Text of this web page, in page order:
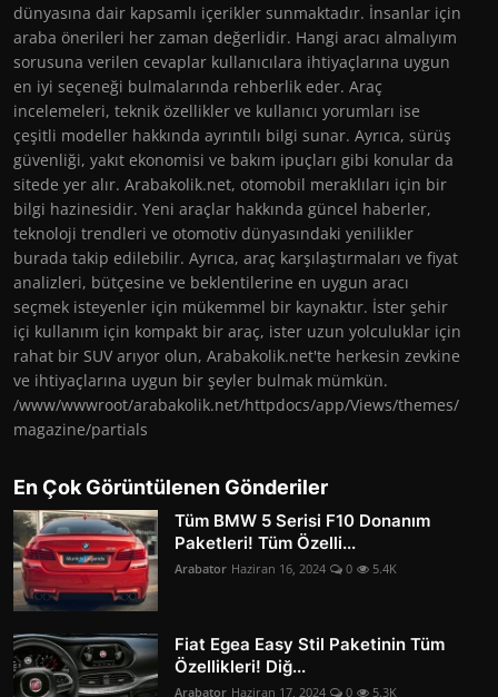
dünyasına dair kapsamlı içerikler sunmaktadır. İnsanlar için
araba önerileri her zaman değerlidir. Hangi aracı almalıyım
sorusuna verilen cevaplar kullanıcılara ihtiyaçlarına uygun
en iyi seçeneği bulmalarında rehberlik eder. Araç
incelemeleri, teknik özellikler ve kullanıcı yorumları ise
çeşitli modeller hakkında ayrıntılı bilgi sunar. Ayrıca, sürüş
güvenliği, yakıt ekonomisi ve bakım ipuçları gibi konular da
sitede yer alır. Arabakolik.net, otomobil meraklıları için bir
bilgi hazinesidir. Yeni araçlar hakkında güncel haberler,
teknoloji trendleri ve otomotiv dünyasındaki yenilikler
burada takip edilebilir. Ayrıca, araç karşılaştırmaları ve fiyat
analizleri, bütçesine ve beklentilerine en uygun aracı
seçmek isteyenler için mükemmel bir kaynaktır. İster şehir
içi kullanım için kompakt bir araç, ister uzun yolculuklar için
rahat bir SUV arıyor olun, Arabakolik.net'te herkesin zevkine
ve ihtiyaçlarına uygun bir şeyler bulmak mümkün.
/www/wwwroot/arabakolik.net/httpdocs/app/Views/themes/
magazine/partials
En Çok Görüntülenen Gönderiler
Tüm BMW 5 Serisi F10 Donanım
Paketleri! Tüm Özelli...
Arabator Haziran 16, 2024 0 5.4K
Fiat Egea Easy Stil Paketinin Tüm
Özellikleri! Diğ...
Arabator Haziran 17, 2024 0 5.3K